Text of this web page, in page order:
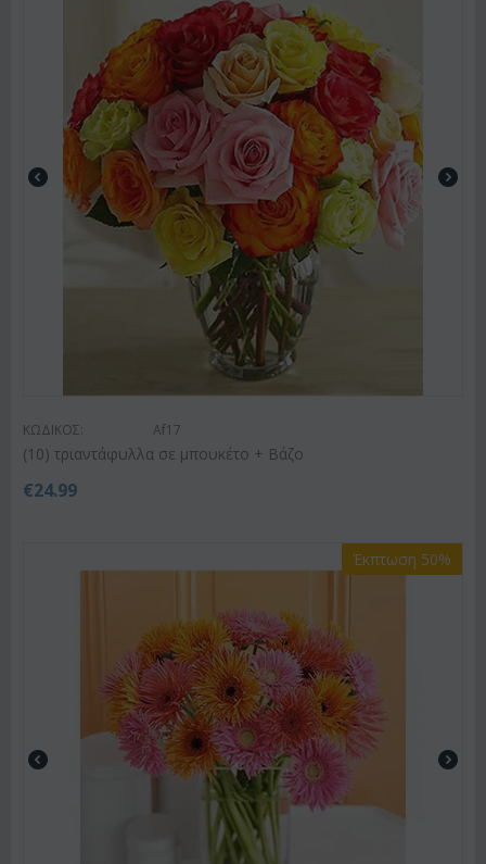
ΚΩΔΙΚΟΣ: Af17
(10) τριαντάφυλλα σε μπουκέτο + Βάζο
€24.99
Έκπτωση 50%